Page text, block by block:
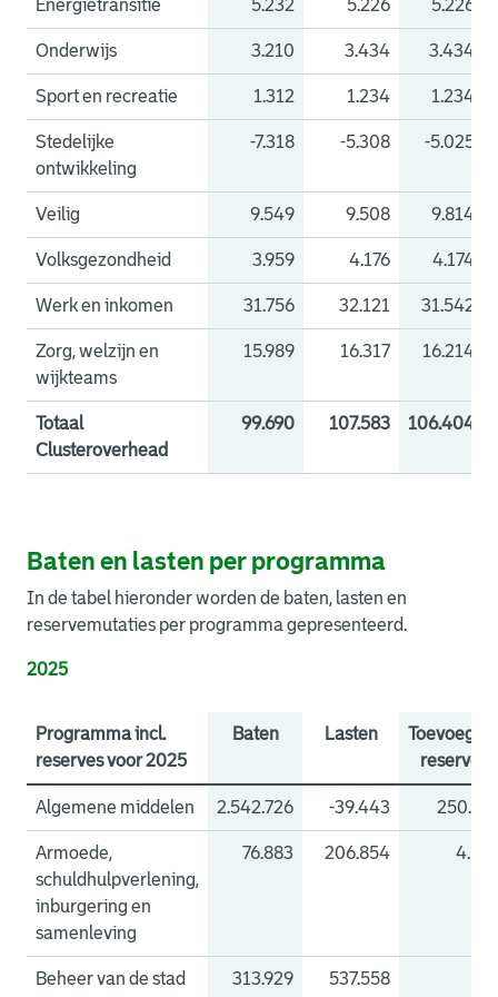
Energietransitie 5.232 5.226 5.226
Onderwijs 3.210 3.434 3.434
Sport en recreatie 1.312 1.234 1.234
Stedelijke
ontwikkeling
-7.318 -5.308 -5.025
Veilig 9.549 9.508 9.814
Volksgezondheid 3.959 4.176 4.174
Werk en inkomen 31.756 32.121 31.542
Zorg, welzijn en
wijkteams
15.989 16.317 16.214
Totaal
Clusteroverhead
99.690 107.583 106.404
Baten en lasten per programma
In de tabel hieronder worden de baten, lasten en
reservemutaties per programma gepresenteerd.
2025
Programma incl.
reserves voor 2025
Baten Lasten
Toevoeging
reserves
Algemene middelen 2.542.726 -39.443 250.774
Armoede,
schuldhulpverlening,
inburgering en
samenleving
76.883 206.854 4.189
Beheer van de stad 313.929 537.558